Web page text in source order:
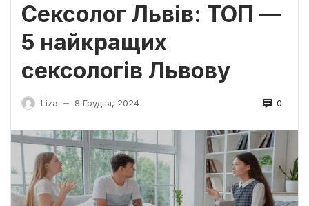
Сексолог Львів: ТОП —
5 найкращих
сексологів Львову
Liza — 8 Грудня, 2024 0